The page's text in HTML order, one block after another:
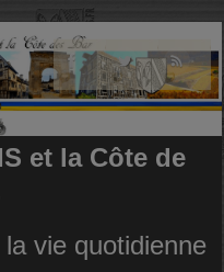
et la Côte de
vie quotidienne